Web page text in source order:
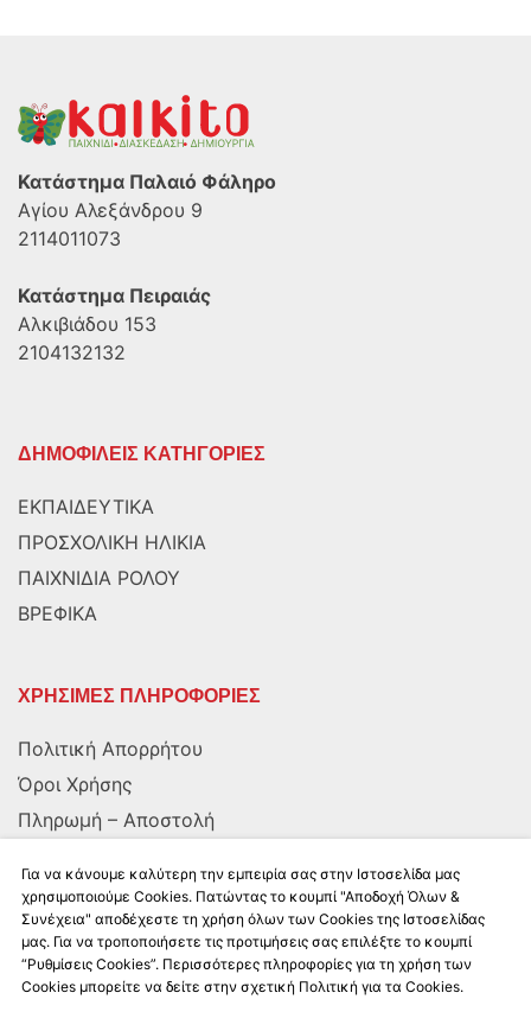
Κατάστημα Παλαιό Φάληρο
Αγίου Αλεξάνδρου 9
2114011073
Κατάστημα Πειραιάς
Αλκιβιάδου 153
2104132132
ΔΗΜΟΦΙΛΕΙΣ ΚΑΤΗΓΟΡΙΕΣ
ΕΚΠΑΙΔΕΥΤΙΚΑ
ΠΡΟΣΧΟΛΙΚΗ ΗΛΙΚΙΑ
ΠΑΙΧΝΙΔΙΑ ΡΟΛΟΥ
ΒΡΕΦΙΚΑ
ΧΡΗΣΙΜΕΣ ΠΛΗΡΟΦΟΡΙΕΣ
Πολιτική Απορρήτου
Όροι Χρήσης
Πληρωμή – Αποστολή
ΑΚΟΛΟΥΘΗΣΤΕ ΜΑΣ
Για να κάνουμε καλύτερη την εμπειρία σας στην Ιστοσελίδα μας
χρησιμοποιούμε Cookies. Πατώντας το κουμπί "Αποδοχή Όλων &
Συνέχεια" αποδέχεστε τη χρήση όλων των Cookies της Ιστοσελίδας
μας. Για να τροποποιήσετε τις προτιμήσεις σας επιλέξτε το κουμπί
“Ρυθμίσεις Cookies”. Περισσότερες πληροφορίες για τη χρήση των
Cookies μπορείτε να δείτε στην σχετική Πολιτική για τα Cookies.